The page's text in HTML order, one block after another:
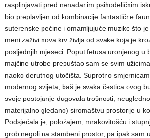
rasplinjavati pred nenadanim psihodeličnim
bio preplavljen od kombinacije fantastične
suterenske pećine i omamljujuće muzike što
meni zaživi nova krv življa od svake koja je
posljednjih mjeseci. Poput fetusa uronjenog u
majčine utrobe prepuštao sam se svim
naoko derutnog utočišta. Suprotno
modernog svijeta, baš je svaka čestica ovog
svoje postojanje dugovala trošnosti,
materijalno gledano) siromaštvu prostorije u
Podsjećala je, položajem, mrakovitošću i
grob negoli na stambeni prostor, pa ipak sam